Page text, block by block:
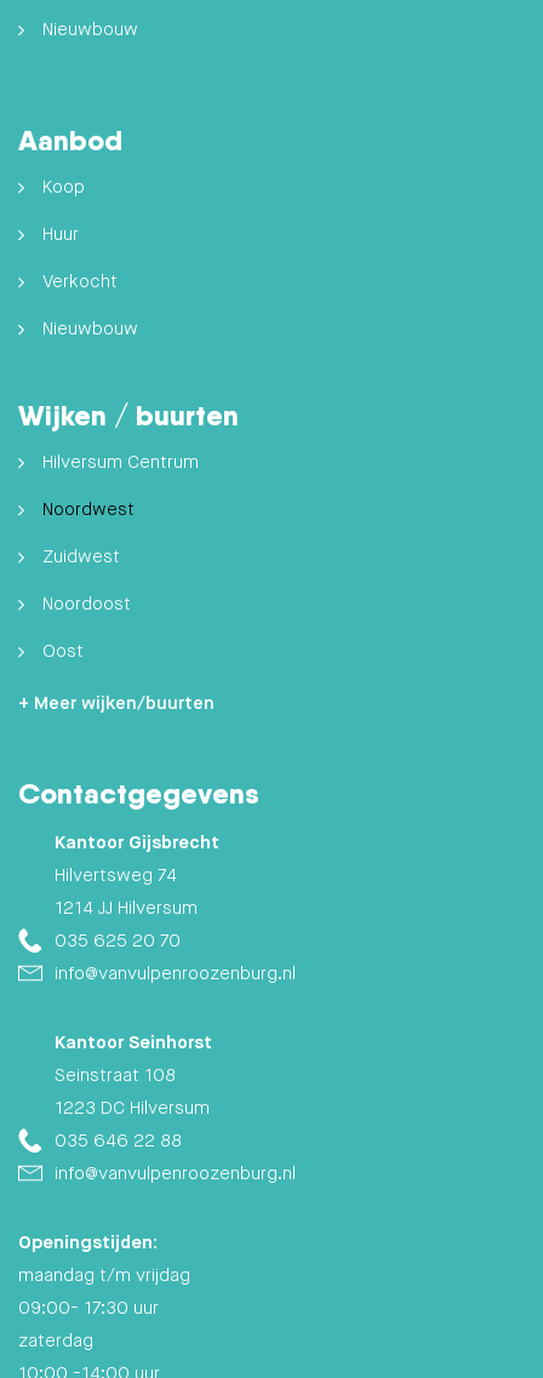
Nieuwbouw
Aanbod
Koop
Huur
Verkocht
Nieuwbouw
Wijken / buurten
Hilversum Centrum
Noordwest
Zuidwest
Noordoost
Oost
Zuidoost
Zuid
+ Meer wijken/buurten
Contactgegevens
Kantoor Gijsbrecht
Hilvertsweg 74
1214 JJ Hilversum
035 625 20 70
info@vanvulpenroozenburg.nl
Kantoor Seinhorst
Seinstraat 108
1223 DC Hilversum
035 646 22 88
info@vanvulpenroozenburg.nl
Openingstijden:
maandag t/m vrijdag
09:00- 17:30 uur
zaterdag
10:00 -14:00 uur